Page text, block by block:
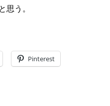
思う。
Pinterest